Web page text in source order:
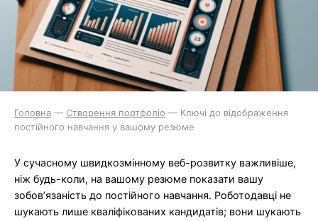
Головна — Створення портфоліо — Ключі до відображення
постійного навчання у вашому резюме
У сучасному швидкозмінному веб-розвитку важливіше,
ніж будь-коли, на вашому резюме показати вашу
зобов’язаність до постійного навчання. Роботодавці не
шукають лише кваліфікованих кандидатів; вони шукають